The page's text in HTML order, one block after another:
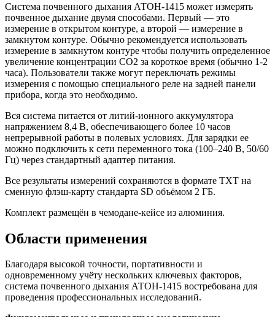
Система почвенного дыхания АТОН-1415 может измерять
почвенное дыхание двумя способами. Первый — это
измерение в открытом контуре, а второй — измерение в
замкнутом контуре. Обычно рекомендуется использовать
измерение в замкнутом контуре чтобы получить определенное
увеличение концентрации CO2 за короткое время (обычно 1-2
часа). Пользователи также могут переключать режимы
измерения с помощью специального реле на задней панели
прибора, когда это необходимо.
Вся система питается от литий-ионного аккумулятора
напряжением 8,4 В, обеспечивающего более 10 часов
непрерывной работы в полевых условиях. Для зарядки ее
можно подключить к сети переменного тока (100–240 В, 50/60
Гц) через стандартный адаптер питания.
Все результаты измерений сохраняются в формате TXT на
сменную флэш-карту стандарта SD объёмом 2 ГБ.
Комплект размещён в чемодане-кейсе из алюминия.
Области применения
Благодаря высокой точности, портативности и
одновременному учёту нескольких ключевых факторов,
система почвенного дыхания АТОН-1415 востребована для
проведения профессиональных исследований.